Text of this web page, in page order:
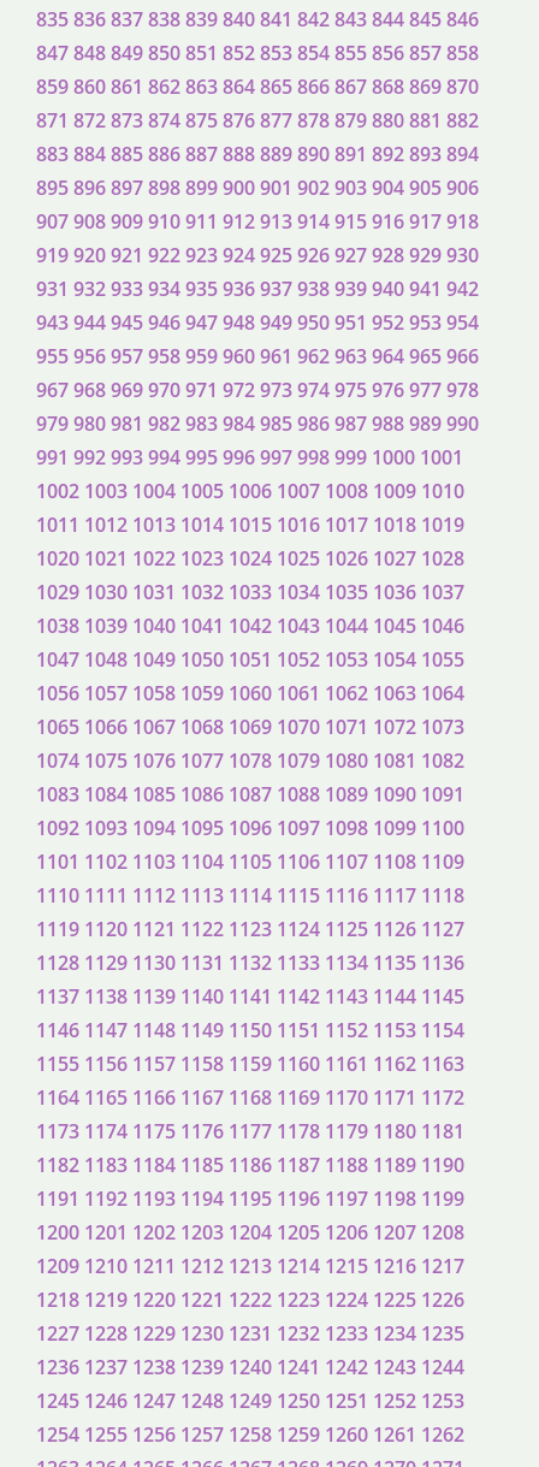
835836837838839840841 842843844845846
847848849850851 852853854855856857858
859860861 862863864865866867868869870
871 872873874875876877878879880881 882
883884885886887888889890891 892893894
895896897898899900901 902903904905906
907908909910911 912913914915916917918
919920921 922923924925926927928929930
931 932933934935936937938939940941 942
943944945946947948949950951 952953954
955956957958959960961 962963964965966
967968969970971 972973974975976977978
979980981 982983984985986987988989990
991 992993994995996997998999 1000 1001
1002 1003 1004 1005 1006 1007 1008 1009 1010
1011 1012 1013 1014 1015 1016 1017 1018 1019
1020 1021 1022 1023 1024 1025 1026 1027 1028
1029 1030 1031 1032 1033 1034 1035 1036 1037
1038 1039 1040 1041 1042 1043 1044 1045 1046
1047 1048 1049 1050 1051 1052 1053 1054 1055
1056 1057 1058 1059 1060 1061 1062 1063 1064
1065 1066 1067 1068 1069 1070 1071 1072 1073
1074 1075 1076 1077 1078 1079 1080 1081 1082
1083 1084 1085 1086 1087 1088 1089 1090 1091
1092 1093 1094 1095 1096 1097 1098 1099 1100
1101 1102 1103 1104 1105 1106 1107 1108 1109
1110 1111 1112 1113 1114 1115 1116 1117 1118
1119 1120 1121 1122 1123 1124 1125 1126 1127
1128 1129 1130 1131 1132 1133 1134 1135 1136
1137 1138 1139 1140 1141 1142 1143 1144 1145
1146 1147 1148 1149 1150 1151 1152 1153 1154
1155 1156 1157 1158 1159 1160 1161 1162 1163
1164 1165 1166 1167 1168 1169 1170 1171 1172
1173 1174 1175 1176 1177 1178 1179 1180 1181
1182 1183 1184 1185 1186 1187 1188 1189 1190
1191 1192 1193 1194 1195 1196 1197 1198 1199
1200 1201 1202 1203 1204 1205 1206 1207 1208
1209 1210 1211 1212 1213 1214 1215 1216 1217
1218 1219 1220 1221 1222 1223 1224 1225 1226
1227 1228 1229 1230 1231 1232 1233 1234 1235
1236 1237 1238 1239 1240 1241 1242 1243 1244
1245 1246 1247 1248 1249 1250 1251 1252 1253
1254 1255 1256 1257 1258 1259 1260 1261 1262